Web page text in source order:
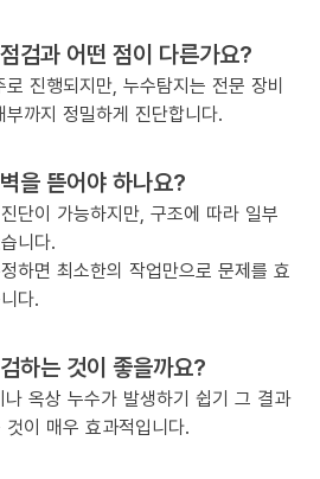
검과 어떤 점이 다른가요?
진행되지만, 누수탐지는 전문 장비
까지 정밀하게 진단합니다.
을 뜯어야 하나요?
단이 가능하지만, 구조에 따라 일부
니다.
하면 최소한의 작업만으로 문제를 효
다.
하는 것이 좋을까요?
옥상 누수가 발생하기 쉽기 그 결과
이 매우 효과적입니다.